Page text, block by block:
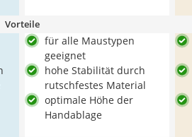
Vorteile
für alle Maustypen
geeignet
hohe Stabilität durch
rutschfestes Material
optimale Höhe der
Handablage